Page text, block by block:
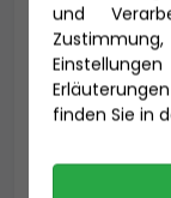
E-Mail *
Telefon *
und
finden Sie in